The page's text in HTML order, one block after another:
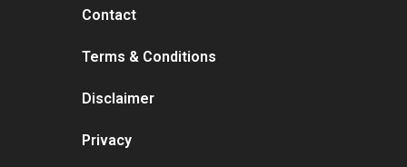
Contact
Terms & Conditions
Disclaimer
Privacy